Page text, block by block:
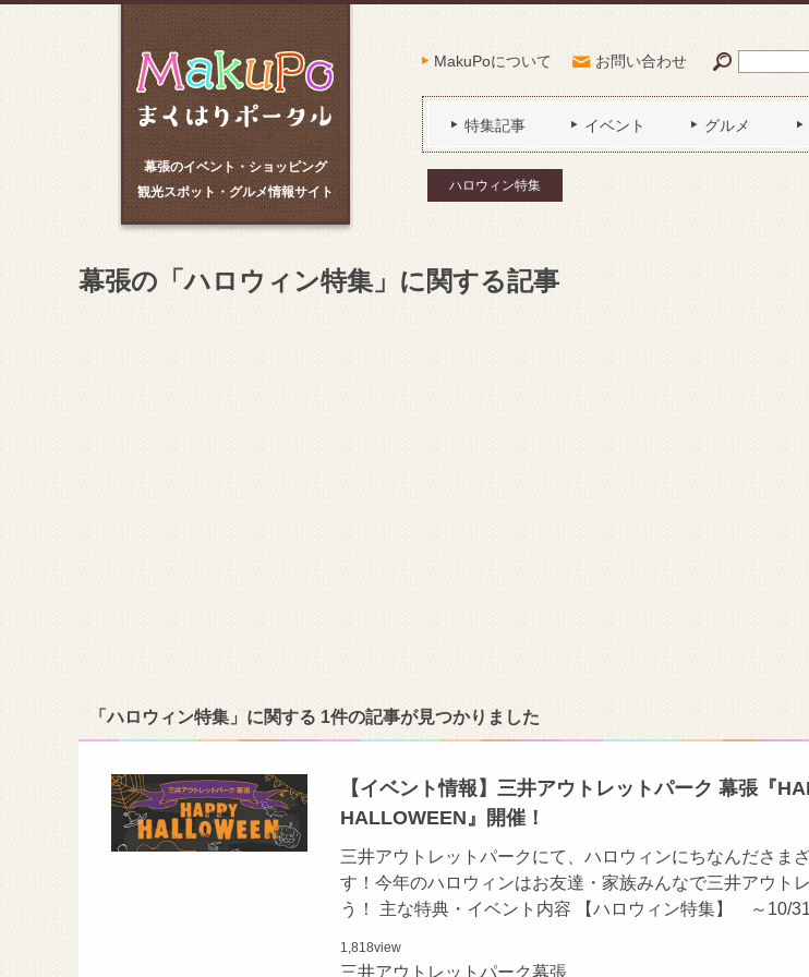
幕張のイベント・ショッピング
観光スポット・グルメ情報サイト
MakuPoについて お問い合わせ
特集記事 イベント グルメ
ハロウィン特集
幕張の「ハロウィン特集」に関する記事
「ハロウィン特集」に関する 1件の記事が見つかりました
【イベント情報】三井アウトレットパーク 幕張『
HALLOWEEN』開催！
三井アウトレットパークにて、ハロウィンにちなんださま
す！今年のハロウィンはお友達・家族みんなで三井アウト
う！ 主な特典・イベント内容 【ハロウィン特集】 ～10/
1,818view
三井アウトレットパーク幕張